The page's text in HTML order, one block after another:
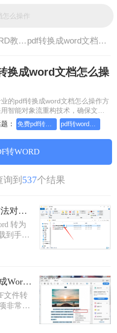
PDF转WORD教程> pdf转换成word文档怎么操作
换成word文档怎么操
的pdf转换成word文档怎么操作方
智能对象流重构技术，确保文档
真还原且排版不乱码。支持一键批
全链路 SSL 加密保障隐私安全。
实现pdf转换成word文档怎么操
安装，高效办公。
： 免费pdf转word的三种方法
转WORD
询到 537个结果
PDF转Word的三种实用方法对比：可编辑、保格式、避风险！
转为
到手的
时就不
，很
至文件
文
度、文
对比三
合适
电脑上PDF怎么免费转换成Word？四种方法对比与实操指南（附详细表格）!
文件转
非常高
不易
Word